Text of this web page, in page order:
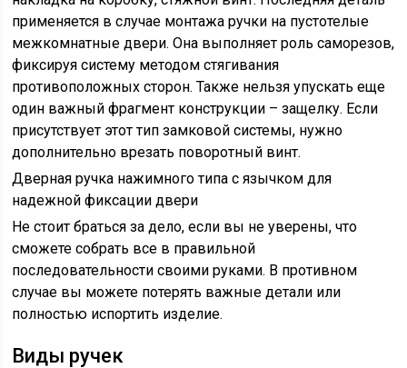
применяется в случае монтажа ручки на пустотелые
межкомнатные двери. Она выполняет роль саморезов,
фиксируя систему методом стягивания
противоположных сторон. Также нельзя упускать еще
один важный фрагмент конструкции – защелку. Если
присутствует этот тип замковой системы, нужно
дополнительно врезать поворотный винт.
Дверная ручка нажимного типа с язычком для
надежной фиксации двери
Не стоит браться за дело, если вы не уверены, что
сможете собрать все в правильной
последовательности своими руками. В противном
случае вы можете потерять важные детали или
полностью испортить изделие.
Виды ручек